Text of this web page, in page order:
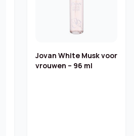
Jovan White Musk voor
vrouwen – 96 ml